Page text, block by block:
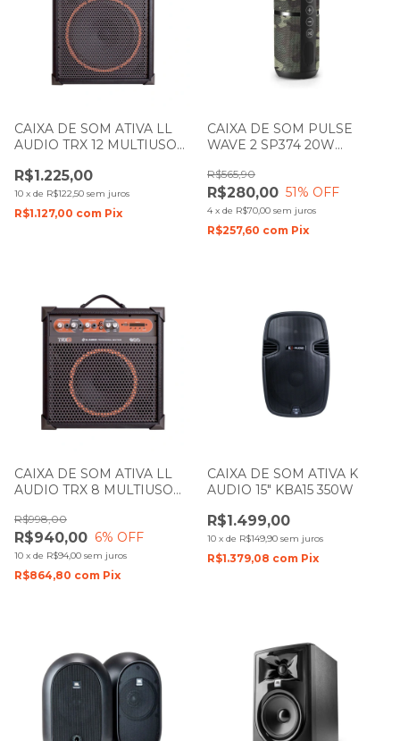
CAIXA DE SOM ATIVA LL
AUDIO TRX 12 MULTIUSO
R$1.225,00
10 x de R$122,50 sem juros
R$1.127,00 com Pix
CAIXA DE SOM PULSE
WAVE 2 SP374 20W
R$280,00
R$565,90
51% OFF
4 x de R$70,00 sem juros
R$257,60 com Pix
CAIXA DE SOM ATIVA LL
AUDIO TRX 8 MULTIUSO
R$940,00
R$998,00
6% OFF
10 x de R$94,00 sem juros
R$864,80 com Pix
CAIXA DE SOM ATIVA K
AUDIO 15" KBA15 350W
R$1.499,00
10 x de R$149,90 sem juros
R$1.379,08 com Pix